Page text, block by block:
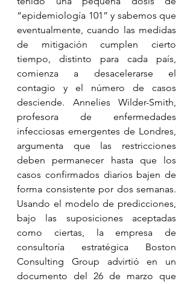
“epidemiología 101” y sabemos que
eventualmente, cuando las medidas
de mitigación cumplen cierto
tiempo, distinto para cada país,
comienza a desacelerarse el
contagio y el número de casos
desciende. Annelies Wilder-Smith,
profesora de enfermedades
infecciosas emergentes de Londres,
argumenta que las restricciones
deben permanecer hasta que los
casos confirmados diarios bajen de
forma consistente por dos semanas.
Usando el modelo de predicciones,
bajo las suposiciones aceptadas
como ciertas, la empresa de
consultoría estratégica Boston
Consulting Group advirtió en un
documento del 26 de marzo que